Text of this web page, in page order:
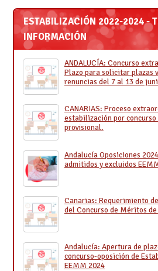
ESTABILIZACIÓN 2022-2024 -
INFORMACIÓN
ANDALUCÍA: Concurso
Plazo para solicitar plazas
renuncias del 7 al 13 de
CANARIAS: Proceso
estabilización por
provisional.
Andalucía Oposiciones
admitidos y excluidos
Canarias: Requerimiento
del Concurso de Méritos
Andalucía: Apertura de
concurso-oposición de
EEMM 2024